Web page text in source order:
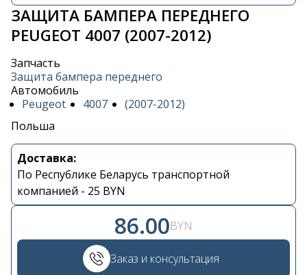
ЗАЩИТА БАМПЕРА ПЕРЕДНЕГО
PEUGEOT 4007 (2007-2012)
Запчасть
Защита бампера переднего
Автомобиль
Peugeot
4007
(2007-2012)
Польша
Доставка:
По Республике Беларусь транспортной
компанией - 25 BYN
86.00BYN
Заказ и консультация
Контакты
+375 29 870 15 80
Viber